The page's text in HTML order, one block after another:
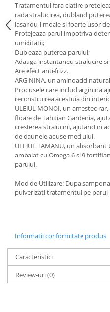
Tratamentul fara clatire
rada stralucirea, dubland
lasandu-l moale si foarte usor
Protejeaza parul impotriva
umiditatii;
Dubleaza puterea parului;
Adauga instantaneu stralucire si
Are efect anti-frizz.
ARGININA, un aminoacid
Produsele care includ arginina
reconstruirea acestuia din
ULEIUL MONOI, un amestec
floare de Tahitian Gardenia,
cresterea stralucirii, ajutand in
de daunele aduse mediului.
ULEIUL TAMANU, un
ambalat cu Omega 6 si 9
parului.
Mod de Utilizare: Dupa
pulverizati tratamentul pe parul
Informatii conformitate produs
Caracteristici
Review-uri(0)